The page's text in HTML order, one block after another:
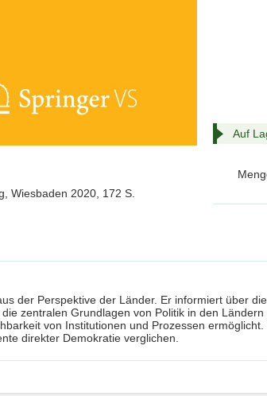
Wiesbaden 2020, 172 S.
Auf
der Perspektive der Länder. Er informiert über
zentralen Grundlagen von Politik in den
von Institutionen und Prozessen
direkter Demokratie verglichen.